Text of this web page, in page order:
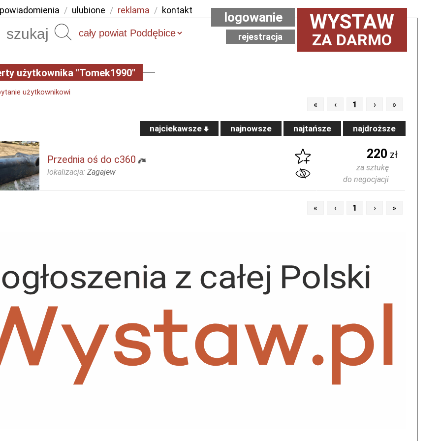
powiadomienia / ulubione / reklama / kontakt
Szukaj WYSTAW
ZA DARMO
logowanie
rejestracja
użytkownika "Tomek1990"
użytkownikowi
« ‹ 1 › »
najciekawsze najnowsze najtańsze najdroższe
Przednia oś do c360
lokalizacja: Zagajew
220 zł
za sztukę
do negocjacji
« ‹ 1 › »